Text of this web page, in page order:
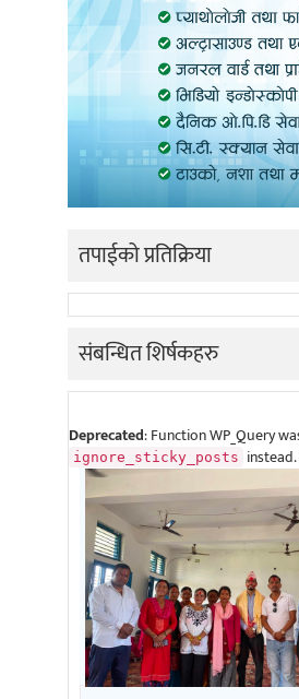
तपाईको प्रतिक्रिया
संबन्धित शिर्षकहरु
Deprecated: Function WP_Query
ignore_sticky_posts